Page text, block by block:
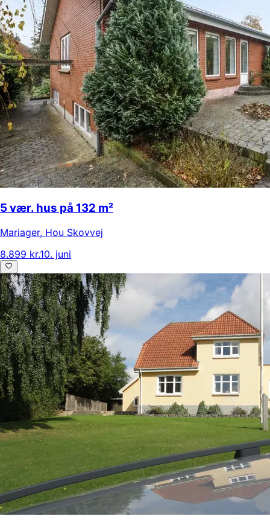
5 vær. hus på 132 m²
Mariager, Hou Skovvej
8.899 kr.10. juni